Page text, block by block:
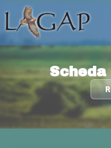
Scheda